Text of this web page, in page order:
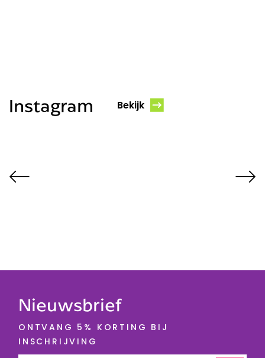
Instagram Bekijk
Nieuwsbrief
ONTVANG 5% KORTING BIJ
INSCHRIJVING